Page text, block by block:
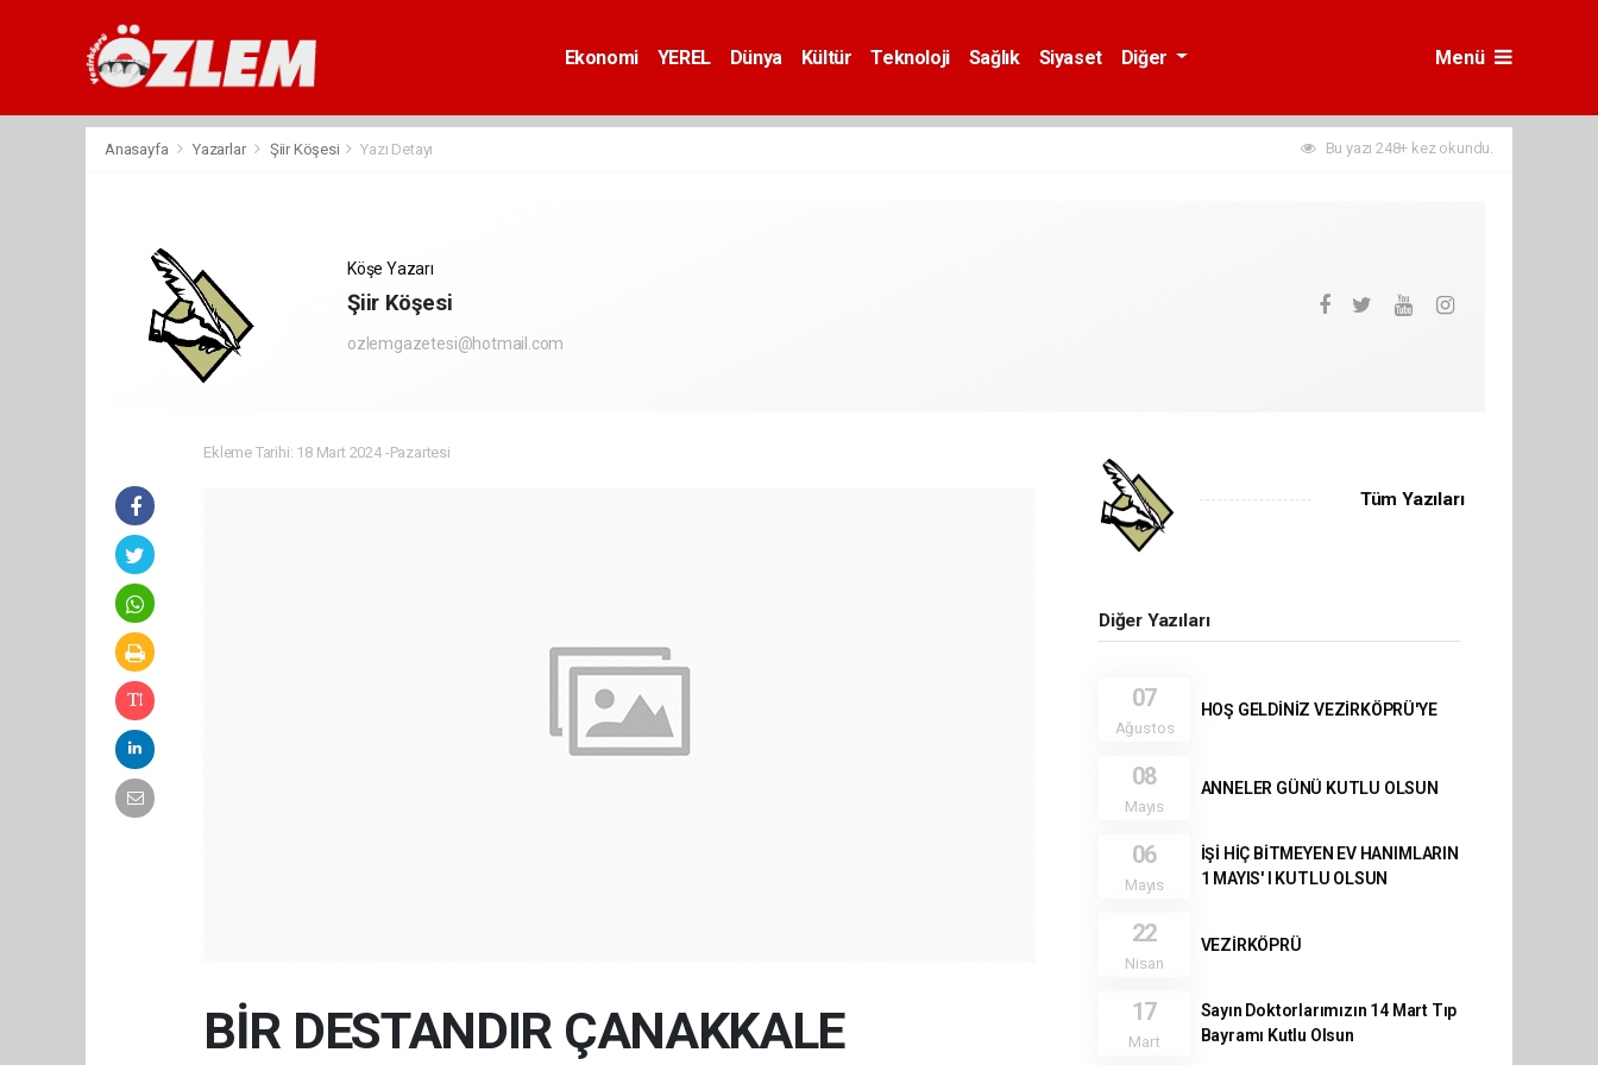
Ekonomi YEREL Dünya Kültür Teknoloji Sağlık Siyaset Diğer Menü
Anasayfa Yazarlar Şiir Köşesi Yazı Detayı Bu yazı 248+ kez okundu.
Köşe Yazarı
Şiir Köşesi
ozlemgazetesi@hotmail.com
Ekleme Tarihi: 18 Mart 2024 -Pazartesi
BİR DESTANDIR ÇANAKKALE
Tüm Yazıları
Diğer Yazıları
07
Ağustos
HOŞ GELDİNİZ VEZİRKÖPRÜ'YE
08
Mayıs
ANNELER GÜNÜ KUTLU OLSUN
06
Mayıs
İŞİ HİÇ BİTMEYEN EV HANIMLARIN
1 MAYIS' I KUTLU OLSUN
22
Nisan
VEZİRKÖPRÜ
17
Mart
Sayın Doktorlarımızın 14 Mart Tıp
Bayramı Kutlu Olsun